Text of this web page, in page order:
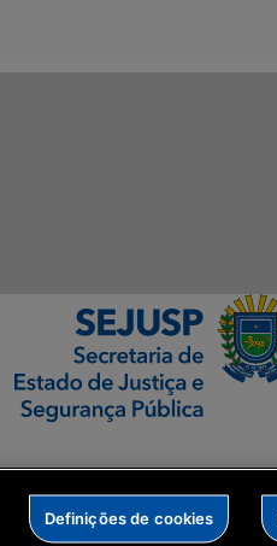
Definições de cookies